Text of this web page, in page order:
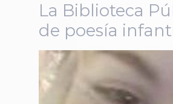
La Biblioteca
de poesía